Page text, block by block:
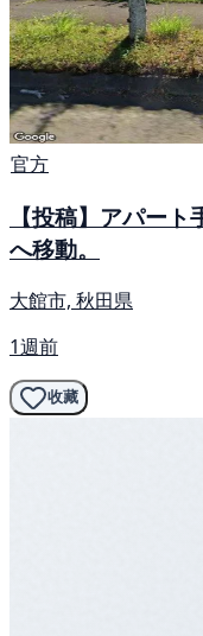
官方
【投稿】アパー
へ移動。
大館市, 秋田県
1週前
收藏